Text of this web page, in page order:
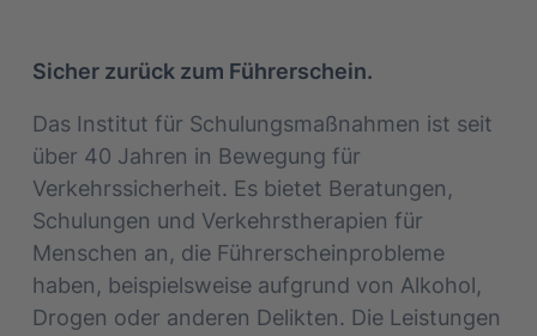
Sicher zurück zum Führerschein.
Das Institut für Schulungsmaßnahmen ist seit
über 40 Jahren in Bewegung für
Verkehrssicherheit. Es bietet Beratungen,
Schulungen und Verkehrstherapien für
Menschen an, die Führerscheinprobleme
haben, beispielsweise aufgrund von Alkohol,
Drogen oder anderen Delikten. Die Leistungen